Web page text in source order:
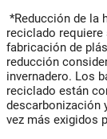
*Reducción de la
reciclado
fabricación de
reducción
invernadero. Los
reciclado están
descarbonización
vez más exigidos